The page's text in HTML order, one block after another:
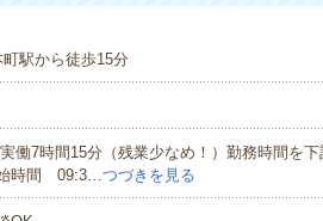
駅から徒歩15分
働7時間15分（残業少なめ！）勤務時間を
始時間 09:3…つづきを見る